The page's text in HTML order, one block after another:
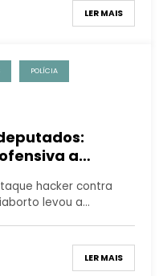
LER MAIS
POLÍCIA
a
hacker contra
levou a…
LER MAIS